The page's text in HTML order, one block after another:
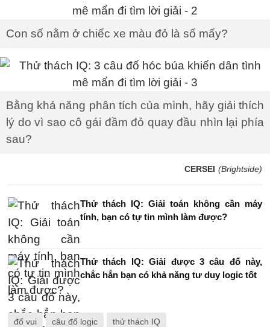
Con số nằm ở chiếc xe màu đỏ là số mấy?
Bằng khả năng phân tích của mình, hãy giải thích
lý do vì sao cô gái đầm đỏ quay đầu nhìn lại phía
sau?
CERSEI (Brightside)
Thử thách IQ: Giải toán không cần máy
tính, bạn có tự tin mình làm được?
Thử thách IQ: Giải được 3 câu đố này,
chắc hẳn bạn có khả năng tư duy logic tốt
đố vui câu đố logic thử thách IQ